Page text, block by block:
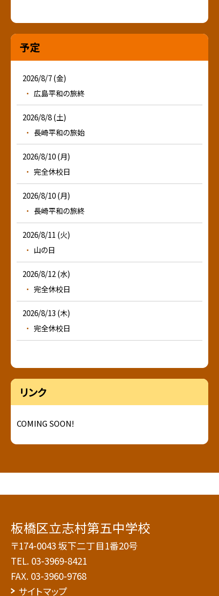
予定
2026/8/7 (金)
広島平和の旅終
2026/8/8 (土)
長崎平和の旅始
2026/8/10 (月)
完全休校日
2026/8/10 (月)
長崎平和の旅終
2026/8/11 (火)
山の日
2026/8/12 (水)
完全休校日
2026/8/13 (木)
完全休校日
リンク
COMING SOON!
板橋区立志村第五中学校
〒174-0043 坂下二丁目1番20号
TEL. 03-3969-8421
FAX. 03-3960-9768
サイトマップ